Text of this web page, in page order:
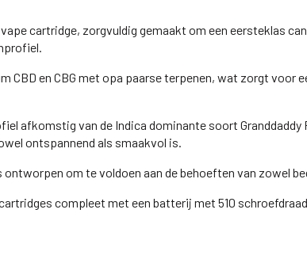
cartridge, zorgvuldig gemaakt om een eersteklas
CBD en CBG met opa paarse terpenen, wat zorgt voor
afkomstig van de Indica dominante soort Granddaddy
ontspannend als smaakvol is.
om te voldoen aan de behoeften van zowel
compleet met een batterij met 510